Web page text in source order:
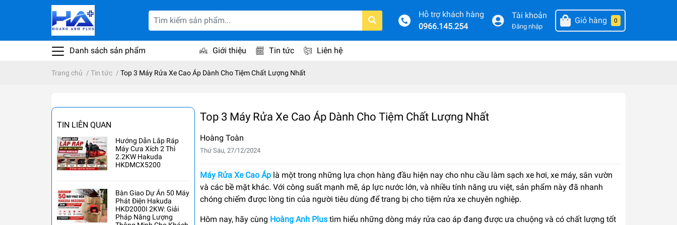
Hỗ trợ khách hàng
0966.145.254
Tài khoản
Đăng nhập
Giỏ hàng 0
Danh sách sản phẩm Giới thiệu Tin tức Liên hệ
Trang chủ / Tin tức / Top 3 Máy Rửa Xe Cao Áp Dành Cho Tiệm Chất Lượng Nhất
TIN LIÊN QUAN
Hướng Dẫn Lắp Ráp
Máy Cưa Xích 2 Thì
2.2KW Hakuda
HKDMCX5200
Bàn Giao Dự Án 50 Máy
Phát Điện Hakuda
HKD2000I 2KW: Giải
Pháp Năng Lượng
Top 3 Máy Rửa Xe Cao Áp Dành Cho Tiệm Chất Lượng Nhất
Hoàng Toàn
Thứ Sáu, 27/12/2024
Máy Rửa Xe Cao Áp là một trong những lựa chọn hàng đầu hiện nay cho nhu cầu làm sạch xe hơi, xe máy, sân vườn
và các bề mặt khác. Với công suất mạnh mẽ, áp lực nước lớn, và nhiều tính năng ưu việt, sản phẩm này đã nhanh
chóng chiếm được lòng tin của người tiêu dùng để trang bị cho tiệm rửa xe chuyên nghiệp.
Hôm nay, hãy cùng Hoàng Anh Plus tìm hiểu những dòng máy rửa cao áp đang được ưa chuộng và có chất lượng tốt